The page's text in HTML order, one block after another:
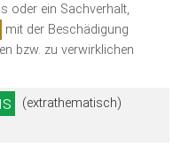
oder ein Sachverhalt,
mit der Beschädigung
bzw. zu verwirklichen
(extrathematisch)